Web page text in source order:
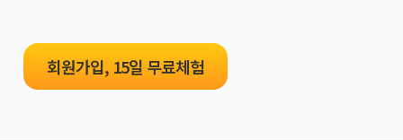
회원가입, 15일 무료체험